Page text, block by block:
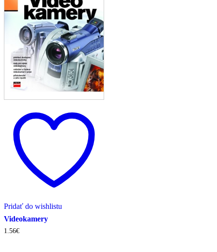
Pridať do wishlistu
Videokamery
1.56€